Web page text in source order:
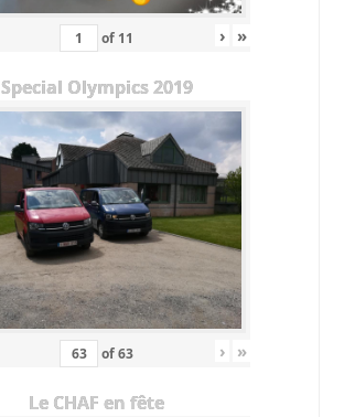
of 11 › »
Special Olympics 2019
of63 › »
Le CHAF en fête